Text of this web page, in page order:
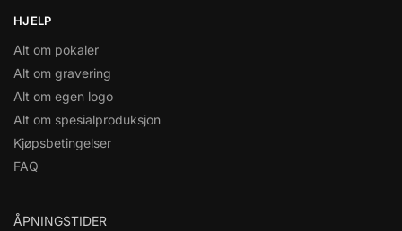
HJELP
Alt om pokaler
Alt om gravering
Alt om egen logo
Alt om spesialproduksjon
Kjøpsbetingelser
FAQ
ÅPNINGSTIDER